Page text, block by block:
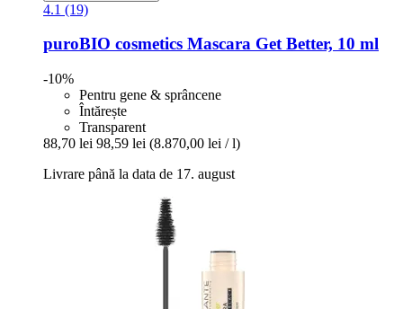
4.1 (19)
puroBIO cosmetics Mascara Get Better, 10 ml
-10%
Pentru gene & sprâncene
Întărește
Transparent
88,70 lei 98,59 lei (8.870,00 lei / l)
Livrare până la data de 17. august